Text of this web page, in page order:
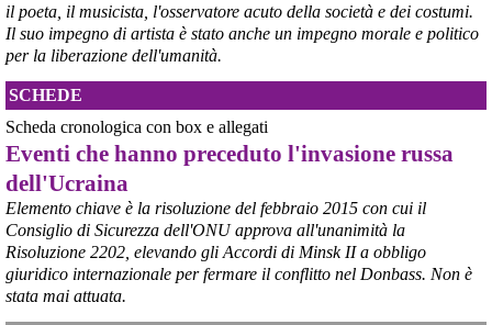
@peacelink - 6/8/2026 21:45
borsaitaliana.it/borsa/notizie
Si sta ragionando su un piano B per Taranto dopo la chiusura
dell’area a caldo dell’ILVA?
il poeta, il musicista, l'osservatore acuto della società e dei costumi.
Il suo impegno di artista è stato anche un impegno morale e politico
per la liberazione dell'umanità.
SCHEDE
Scheda cronologica con box e allegati
Eventi che hanno preceduto l'invasione russa
dell'Ucraina
Elemento chiave è la risoluzione del febbraio 2015 con cui il
Consiglio di Sicurezza dell'ONU approva all'unanimità la
Risoluzione 2202, elevando gli Accordi di Minsk II a obbligo
giuridico internazionale per fermare il conflitto nel Donbass. Non è
stata mai attuata.